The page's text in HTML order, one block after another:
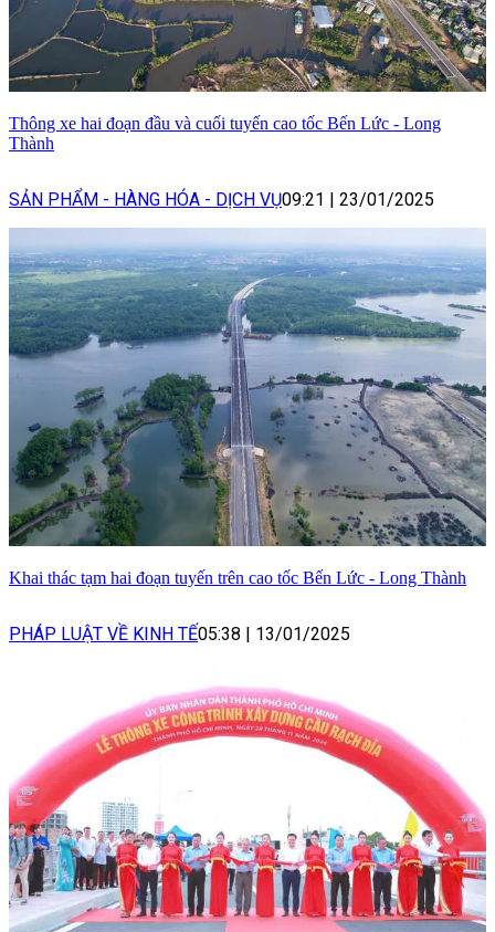
Thông xe hai đoạn đầu và cuối tuyến cao tốc Bến Lức - Long
Thành
SẢN PHẨM - HÀNG HÓA - DỊCH VỤ09:21 | 23/01/2025
Khai thác tạm hai đoạn tuyến trên cao tốc Bến Lức - Long Thành
PHÁP LUẬT VỀ KINH TẾ05:38 | 13/01/2025